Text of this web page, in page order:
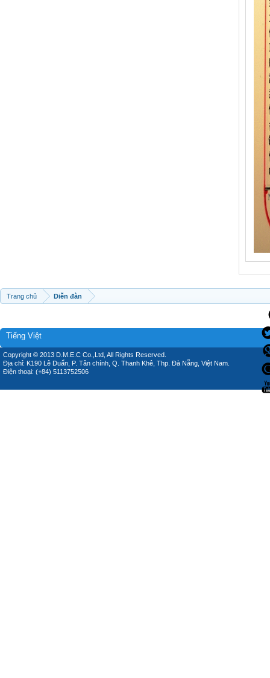
Trang chủ Diễn đàn
Tiếng Việt
Copyright © 2013 D.M.E.C Co.,Ltd, All Rights Reserved.
Địa chỉ: K190 Lê Duẩn, P. Tân chính, Q. Thanh Khê, Thp. Đà Nẵng, Việt Nam.
Điện thoại: (+84) 5113752506